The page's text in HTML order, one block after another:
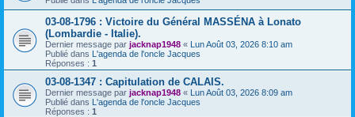
03-08-1796 : Victoire du Général MASSÉNA à Lonato
(Lombardie - Italie).
Dernier message par jacknap1948 « Lun Août 03, 2026 8:10 am
Publié dans L'agenda de l'oncle Jacques
Réponses : 1
03-08-1347 : Capitulation de CALAIS.
Dernier message par jacknap1948 « Lun Août 03, 2026 8:09 am
Publié dans L'agenda de l'oncle Jacques
Réponses : 1